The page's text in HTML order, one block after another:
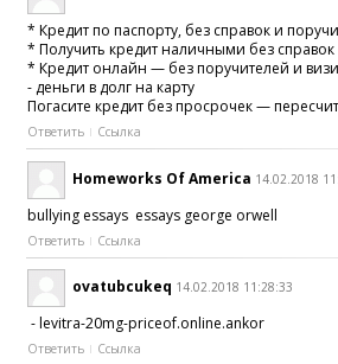
* Кредит по паспорту, без справок и
* Получить кредит наличными без справок
* Кредит онлайн — без поручителей и
- деньги в долг на карту
Погасите кредит без просрочек —
Ответить Ссылка
Homeworks Of America 14.02.2018
bullying essays essays george orwell
Ответить Ссылка
ovatubcukeq 14.02.2018 11:28:33
- levitra-20mg-priceof.online.ankor
Ответить Ссылка